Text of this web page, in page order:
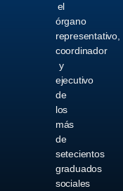
el
órgano
representativo,
coordinador
y
ejecutivo
de
los
más
de
setecientos
graduados
sociales